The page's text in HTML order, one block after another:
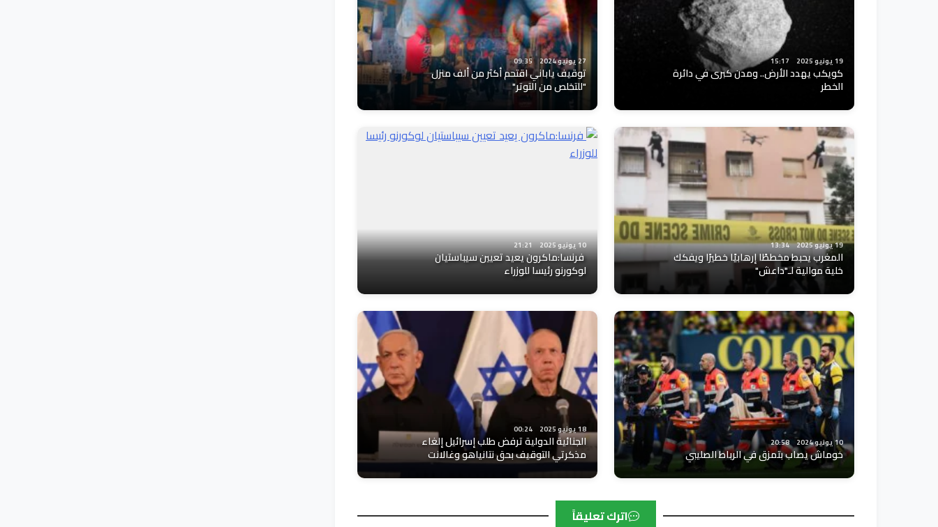
19 يونيو 2025 15:17
كويكب يهدد الأرض.. ومدن كبرى في دائرة
الخطر
27 يونيو 2024 09:35
توقيف ياباني اقتحم أكثر من ألف منزل
"للتخلص من التوتر"
19 يونيو 2025 13:34
المغرب يحبط مخططًا إرهابيًا خطيرًا ويفكك
خلية موالية لـ"داعش"
10 يونيو 2025 21:21
فرنسا:ماكرون يعيد تعيين سيباستيان
لوكورنو رئيسا للوزراء
10 يونيو 2024 20:58
خوماش يصاب بتمزق في الرباط الصليبي
18 يونيو 2025 00:24
الجنائية الدولية ترفض طلب إسرائيل إلغاء
مذكرتي التوقيف بحق نتانياهو وغالانت
اترك تعليقاً